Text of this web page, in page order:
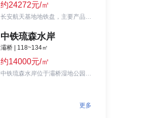
约24272元/㎡
长安航天基地地铁盘，主要产品为高层、三期待售户型面积为143、190㎡。
中铁琉森水岸
灞桥 | 118~134㎡
约14000元/㎡
中铁琉森水岸位于灞桥湿地公园旁，项目主打小高层和洋房产品，主力户型面积92-167㎡。
更多